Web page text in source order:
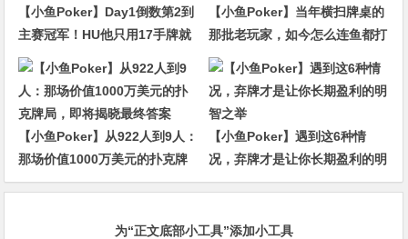
【小鱼Poker】Day1倒数第2到
主赛冠军！HU他只用17手牌就
赢走1000万刀！
【小鱼Poker】当年横扫牌桌的
那批老玩家，如今怎么连鱼都打
不过了
【小鱼Poker】从922人到9人：
那场价值1000万美元的扑克牌
局，即将揭晓最终答案
【小鱼Poker】遇到这6种情
况，弃牌才是让你长期盈利的明
智之举
为“正文底部小工具”添加小工具